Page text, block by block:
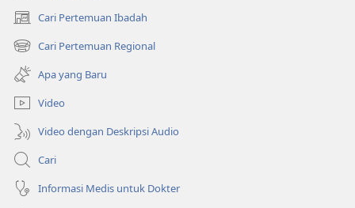
Cari Pertemuan Ibadah
(terbuka
di
window
baru)
Cari Pertemuan Regional
(terbuka
di
window
baru)
Apa yang Baru
Video
Video dengan Deskripsi Audio
Cari
Informasi Medis untuk Dokter